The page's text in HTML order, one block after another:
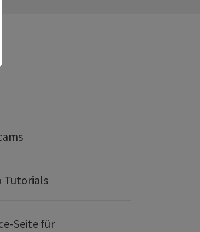
Tutorials
Seite für